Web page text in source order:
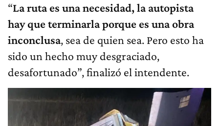
“La ruta es una necesidad, la autopista
hay que terminarla porque es una obra
inconclusa, sea de quien sea. Pero esto ha
sido un hecho muy desgraciado,
desafortunado”, finalizó el intendente.